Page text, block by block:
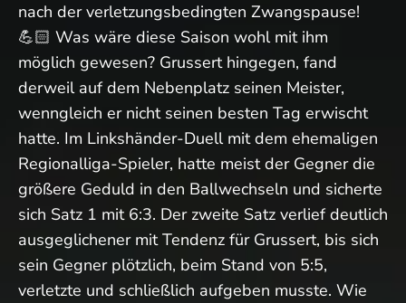
nach der verletzungsbedingten Zwangspause!
💪🏻 Was wäre diese Saison wohl mit ihm
möglich gewesen? Grussert hingegen, fand
derweil auf dem Nebenplatz seinen Meister,
wenngleich er nicht seinen besten Tag erwischt
hatte. Im Linkshänder-Duell mit dem ehemaligen
Regionalliga-Spieler, hatte meist der Gegner die
größere Geduld in den Ballwechseln und sicherte
sich Satz 1 mit 6:3. Der zweite Satz verlief deutlich
ausgeglichener mit Tendenz für Grussert, bis sich
sein Gegner plötzlich, beim Stand von 5:5,
verletzte und schließlich aufgeben musste. Wie